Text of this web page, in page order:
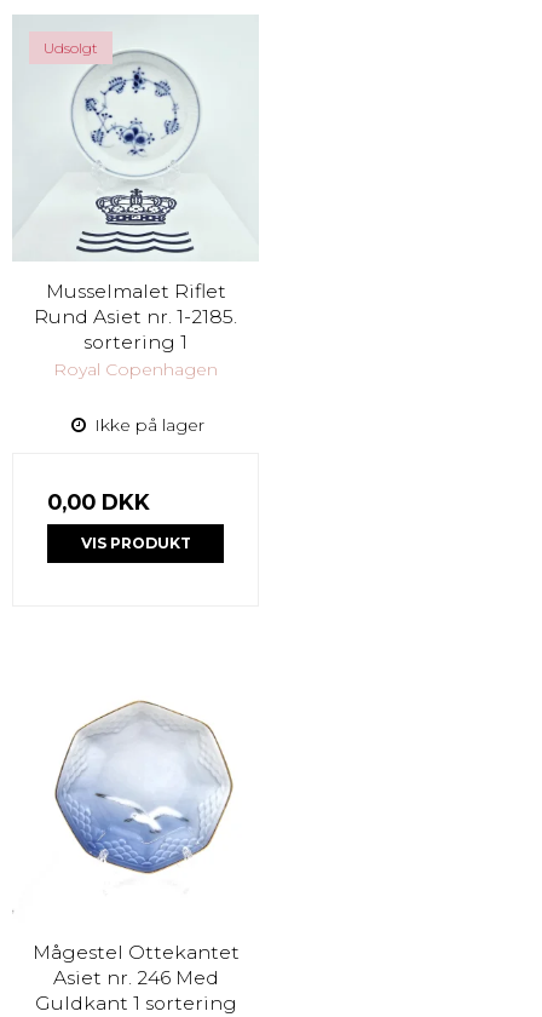
Udsolgt
Musselmalet Riflet
Rund Asiet nr. 1-2185.
sortering 1
Royal Copenhagen
Ikke på lager
0,00 DKK
VIS PRODUKT
Mågestel Ottekantet
Asiet nr. 246 Med
Guldkant 1 sortering